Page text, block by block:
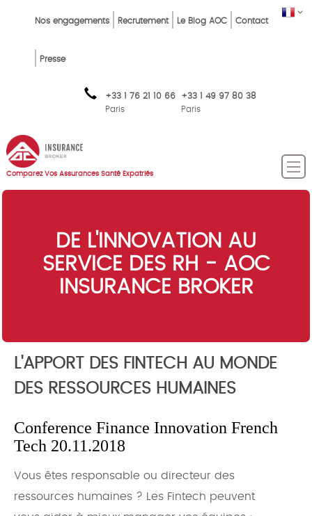
FR
Top
FR
Nos engagements Recrutement Le Blog AOC Contact
Presse
+33 1 76 21 10 66
Paris
+33 1 49 97 80 38
Paris
Comparez Vos Assurances Santé Expatriés
DE L'INNOVATION AU
SERVICE DES RH - AOC
INSURANCE BROKER
L'APPORT DES FINTECH AU MONDE
DES RESSOURCES HUMAINES
Conference Finance Innovation French
Tech 20.11.2018
Vous êtes responsable ou directeur des
ressources humaines ? Les Fintech peuvent